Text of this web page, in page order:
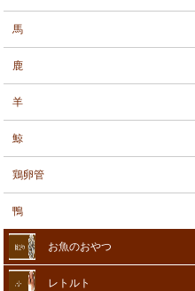
馬
鹿
羊
鯨
鶏卵管
鴨
お魚のおやつ
レトルト